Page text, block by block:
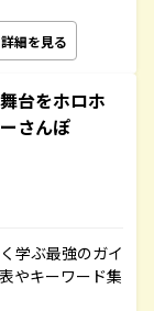
詳細を見る
台をホロホ
さんぽ
学ぶ最強のガイ
やキーワード集